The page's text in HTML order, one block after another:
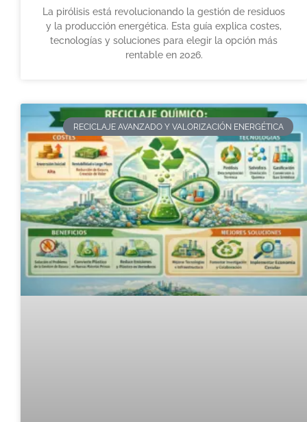
La pirólisis está revolucionando la gestión de residuos
y la producción energética. Esta guía explica costes,
tecnologías y soluciones para elegir la opción más
rentable en 2026.
RECICLAJE AVANZADO Y VALORIZACIÓN ENERGÉTICA